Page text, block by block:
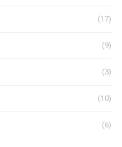
(17)
(9)
(3)
(10)
(6)